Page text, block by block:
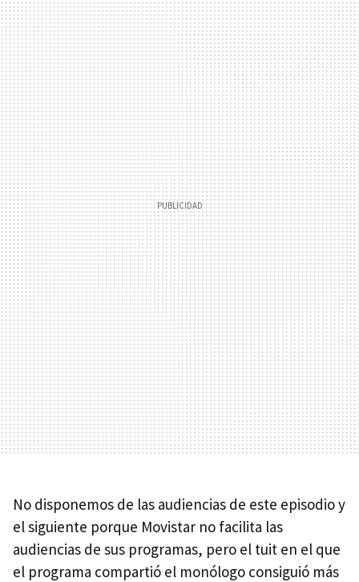
No disponemos de las audiencias de este episodio y
el siguiente porque Movistar no facilita las
audiencias de sus programas, pero el tuit en el que
el programa compartió el monólogo consiguió más